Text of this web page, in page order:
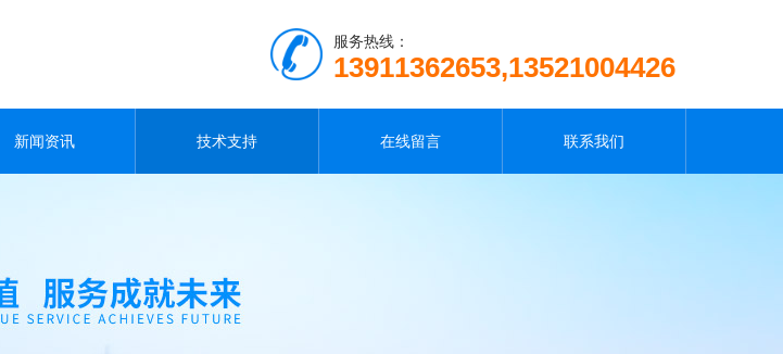
服务热线：
13911362653,13521004426
新闻资讯 技术支持 在线留言 联系我们